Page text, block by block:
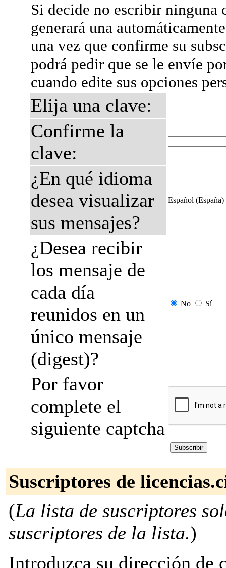
Si decide no escribir ninguna
generará una
una vez que confirme su
podrá pedir que se le envíe
cuando edite sus opciones
Elija una clave:
Confirme la
clave:
¿En qué idioma
desea visualizar
sus mensajes?
Español (España)
¿Desea recibir
los mensaje de
cada día
reunidos en un
único mensaje
(digest)?
No Sí
Por favor
complete el
siguiente captcha
Suscriptores de
(La lista de suscriptores
suscriptores de la lista.)
Introduzca su dirección de